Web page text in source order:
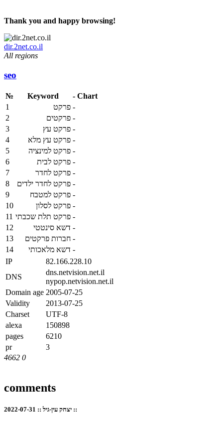
Thank you and happy browsing!
dir.2net.co.il
All regions
seo
№ Keyword - Chart
1
פרקט -
2
פרקטים -
3
פרקט עץ -
4
פרקט עץ מלא -
5
פרקט למינציה -
6
פרקט לבית -
7
פרקט לחדר -
8
פרקט לחדר ילדים -
9
פרקט למטבח -
10
פרקט לסלון -
11 פרקט תלת שכבתי -
12
דשא סינטטי -
13
חברות פרקטים -
14
דשא מלאכותי -
IP
82.166.228.10
DNS
dns.netvision.net.il
nypop.netvision.net.il
Domain age 2005-07-25
Validity
2013-07-25
Charset
UTF-8
alexa
150898
pages
6210
pr
3
4662 0
comments
יצחק עין-גיל ::
2022-07-31 ::